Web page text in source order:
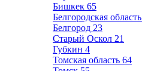
Бишкек 65
Белгородская область
Белгород 23
Старый Оскол 21
Губкин 4
Томская область 64